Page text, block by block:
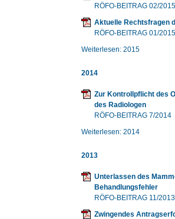
RÖFO-BEITRAG 02/2015
Aktuelle Rechtsfragen
RÖFO-BEITRAG 01/2015
Weiterlesen: 2015
2014
Zur Kontrollpflicht des
des Radiologen
RÖFO-BEITRAG 7/2014
Weiterlesen: 2014
2013
Unterlassen des
Behandlungsfehler
RÖFO-BEITRAG 11/2013
Zwingendes